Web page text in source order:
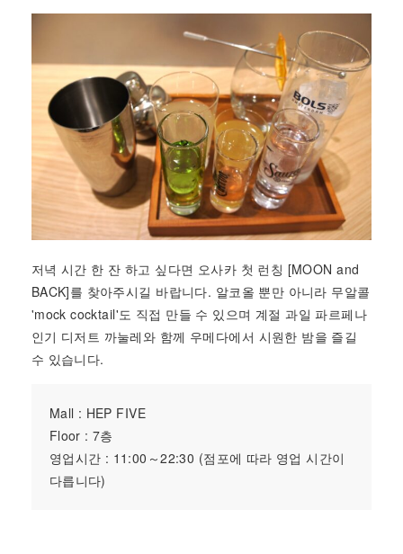
저녁 시간 한 잔 하고 싶다면 오사카 첫 런칭 [MOON and
BACK]를 찾아주시길 바랍니다. 알코올 뿐만 아니라 무알콜
'mock cocktail'도 직접 만들 수 있으며 계절 과일 파르페나
인기 디저트 까눌레와 함께 우메다에서 시원한 밤을 즐길
수 있습니다.
Mall : HEP FIVE
Floor : 7층
영업시간 : 11:00～22:30 (점포에 따라 영업 시간이
다릅니다)